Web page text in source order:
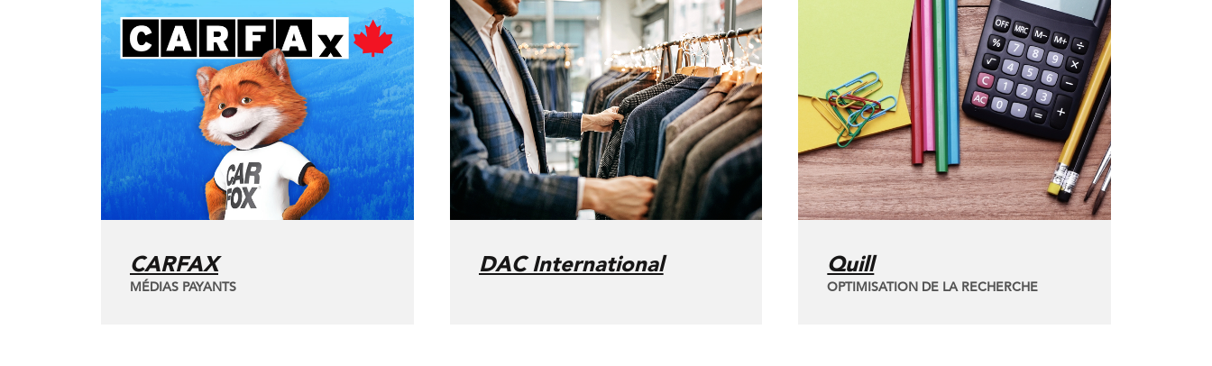
CARFAX
MÉDIAS PAYANTS
DAC International Quill
OPTIMISATION DE LA RECHERCHE